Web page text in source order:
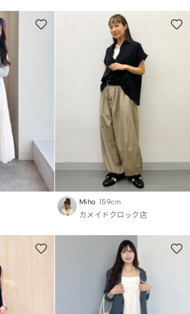
Miho 159cm
カメイドクロック店